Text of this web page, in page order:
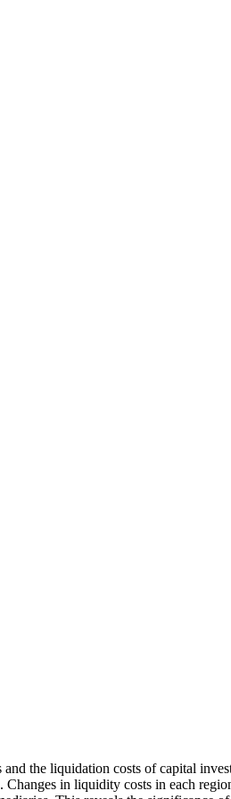
the liquidation costs of capital
in liquidity costs in each